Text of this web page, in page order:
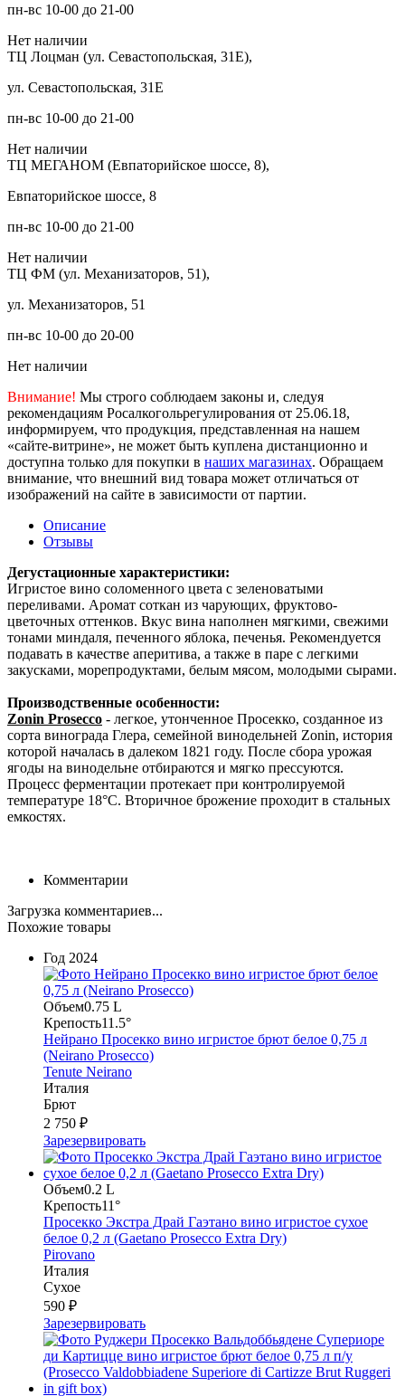
пн-вс 10-00 до 21-00
Нет наличии
ТЦ Лоцман (ул. Севастопольская, 31Е),
ул. Севастопольская, 31Е
пн-вс 10-00 до 21-00
Нет наличии
ТЦ МЕГАНОМ (Евпаторийское шоссе, 8),
Евпаторийское шоссе, 8
пн-вс 10-00 до 21-00
Нет наличии
ТЦ ФМ (ул. Механизаторов, 51),
ул. Механизаторов, 51
пн-вс 10-00 до 20-00
Нет наличии
Внимание! Мы строго соблюдаем законы и, следуя
рекомендациям Росалкогольрегулирования от 25.06.18,
информируем, что продукция, представленная на нашем
«сайте-витрине», не может быть куплена дистанционно и
доступна только для покупки в наших магазинах. Обращаем
внимание, что внешний вид товара может отличаться от
изображений на сайте в зависимости от партии.
Описание
Отзывы
Дегустационные характеристики:
Игристое вино соломенного цвета с зеленоватыми
переливами. Аромат соткан из чарующих, фруктово-
цветочных оттенков. Вкус вина наполнен мягкими, свежими
тонами миндаля, печенного яблока, печенья. Рекомендуется
подавать в качестве аперитива, а также в паре с легкими
закусками, морепродуктами, белым мясом, молодыми сырами.
Производственные особенности:
Zonin Prosecco - легкое, утонченное Просекко, созданное из
сорта винограда Глера, семейной винодельней Zonin, история
которой началась в далеком 1821 году. После сбора урожая
ягоды на винодельне отбираются и мягко прессуются.
Процесс ферментации протекает при контролируемой
температуре 18°C. Вторичное брожение проходит в стальных
емкостях.
Комментарии
Загрузка комментариев...
Похожие товары
Год 2024
Объем0.75 L
Крепость11.5°
Нейрано Просекко вино игристое брют белое 0,75 л
(Neirano Prosecco)
Tenute Neirano
Италия
Брют
2 750 ₽
Зарезервировать
Объем0.2 L
Крепость11°
Просекко Экстра Драй Гаэтано вино игристое сухое
белое 0,2 л (Gaetano Prosecco Extra Dry)
Pirovano
Италия
Сухое
590 ₽
Зарезервировать